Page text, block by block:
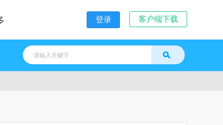
登录 客户端下载